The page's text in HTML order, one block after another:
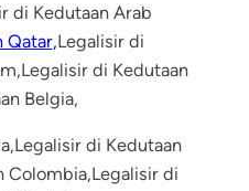
di Kedutaan Arab
Qatar,Legalisir di
di Kedutaan
Belgia,
di Kedutaan
Colombia,Legalisir di